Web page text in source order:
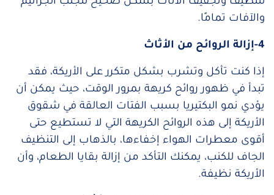
والآفات تمامًا.
4-إزالة الروائح من الأثاث
إذا كنت تأكل وتشرب بشكل متكرر على الأريكة، فقد
تبدأ في ظهور روائح كريهة بمرور الوقت، حيث يمكن أن
يؤدي نمو البكتيريا بسبب الفتات العالقة في شقوق
الأريكة إلى هذه الروائح الكريهة التي لا تستطيع حتى
أقوى معطرات الهواء إخفاءها، بالذهاب إلى التنظيف
الجاف للكنب، يمكنك التأكد من إزالة بقايا الطعام، وأن
الأريكة نظيفة.